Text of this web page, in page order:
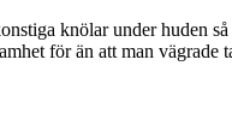
knölar under huden så
förän att man vägrade